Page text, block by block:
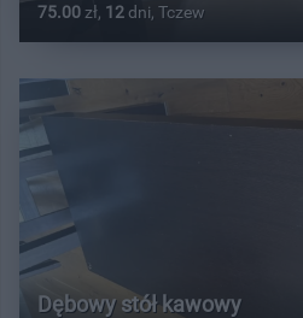
75.00 zł, 12 dni, Tczew
Dębowy stół kawowy